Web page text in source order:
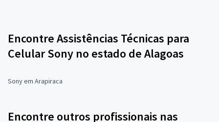
Encontre Assistências Técnicas para
Celular Sony no estado de Alagoas
Sony em Arapiraca
Encontre outros profissionais nas